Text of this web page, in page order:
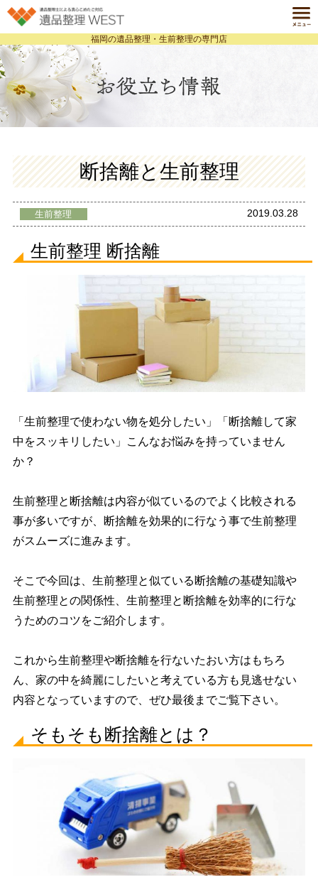
福岡の遺品整理・生前整理の専門店
断捨離と生前整理
生前整理 2019.03.28
生前整理 断捨離
「生前整理で使わない物を処分したい」「断捨離して家
中をスッキリしたい」こんなお悩みを持っていません
か？
生前整理と断捨離は内容が似ているのでよく比較される
事が多いですが、断捨離を効果的に行なう事で生前整理
がスムーズに進みます。
そこで今回は、生前整理と似ている断捨離の基礎知識や
生前整理との関係性、生前整理と断捨離を効率的に行な
うためのコツをご紹介します。
これから生前整理や断捨離を行ないたおい方はもちろ
ん、家の中を綺麗にしたいと考えている方も見逃せない
内容となっていますので、ぜひ最後までご覧下さい。
そもそも断捨離とは？
ホーム
遺品整理とは
ABOUT
料金案内
PRICE
CASE
よくある質問
会社案内
COMPANY
お役立ち情報ブログ
お問い合わせ